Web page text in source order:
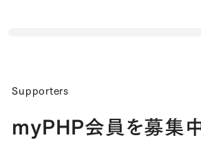
Supporters
myPHP会員を募集